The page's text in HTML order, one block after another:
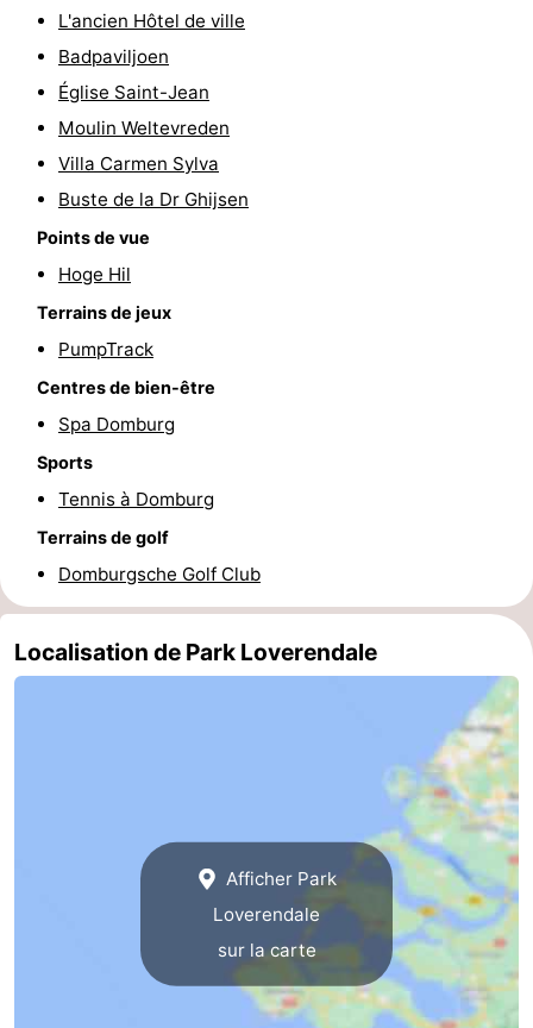
Médicales
Région
Zeeland
Schouwen-
Duiveland
Renesse
Brouwershaven
Zierikzee
Oosterschelde
Burgh
-
L'ancien Hôtel de ville
Badpaviljoen
Église Saint-Jean
Moulin Weltevreden
Villa Carmen Sylva
Buste de la Dr Ghijsen
Points de vue
Hoge Hil
Terrains de jeux
PumpTrack
Centres de bien-être
Spa Domburg
Sports
Tennis à Domburg
Terrains de golf
Domburgsche Golf Club
Localisation de Park Loverendale
Afficher Park
Loverendale
sur la carte